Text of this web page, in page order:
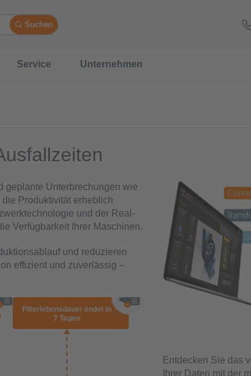
Suchen
Service Unternehmen
geplante Unterbrechungen wie
Produktivität erheblich
und der Real-
Verfügbarkeit Ihrer Maschinen.
und reduzieren
effizient und zuverlässig –
Entdecken Sie das
Ihrer Daten mit der